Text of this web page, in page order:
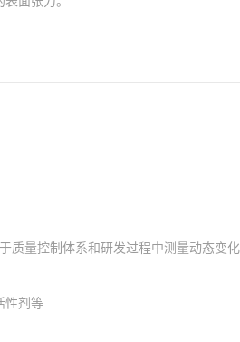
质量控制体系和研发过程中测量动态变
性剂等